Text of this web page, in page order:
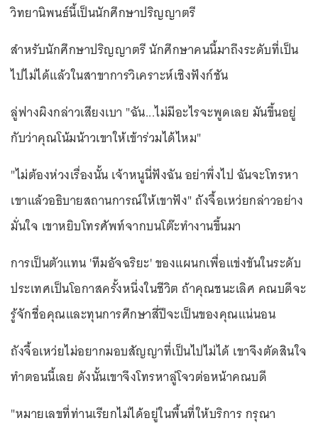
วิทยานิพนธ์นี้เป็นนักศึกษาปริญญาตรี
สำหรับนักศึกษาปริญญาตรี นักศึกษาคนนี้มาถึงระดับที่เป็น
ไปไม่ได้แล้วในสาขาการวิเคราะห์เชิงฟังก์ชัน
ลู่ฟางผิงกล่าวเสียงเบา "ฉัน...ไม่มีอะไรจะพูดเลย มันขึ้นอยู่
กับว่าคุณโน้มน้าวเขาให้เข้าร่วมได้ไหม"
"ไม่ต้องห่วงเรื่องนั้น เจ้าหนูนี่ฟังฉัน อย่าพึ่งไป ฉันจะโทรหา
เขาแล้วอธิบายสถานการณ์ให้เขาฟัง" ถังจื้อเหว่ยกล่าวอย่าง
มั่นใจ เขาหยิบโทรศัพท์จากบนโต๊ะทำงานขึ้นมา
การเป็นตัวแทน 'ทีมอัจฉริยะ' ของแผนกเพื่อแข่งขันในระดับ
ประเทศเป็นโอกาสครั้งหนึ่งในชีวิต ถ้าคุณชนะเลิศ คณบดีจะ
รู้จักชื่อคุณและทุนการศึกษาสี่ปีจะเป็นของคุณแน่นอน
ถังจื้อเหว่ยไม่อยากมอบสัญญาที่เป็นไปไม่ได้ เขาจึงตัดสินใจ
ทำตอนนี้เลย ดังนั้นเขาจึงโทรหาลู่โจวต่อหน้าคณบดี
"หมายเลขที่ท่านเรียกไม่ได้อยู่ในพื้นที่ให้บริการ กรุณา